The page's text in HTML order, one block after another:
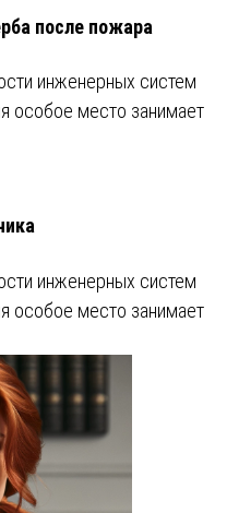
после пожара
инженерных систем
особое место занимает
инженерных систем
особое место занимает